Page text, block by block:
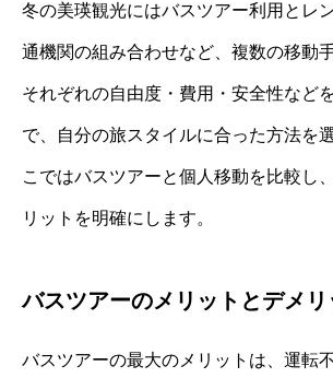
冬の美瑛観光にはバスツアー利用とレ
通機関の組み合わせなど、複数の移動
それぞれの自由度・費用・安全性など
で、自分の旅スタイルに合った方法を
こではバスツアーと個人移動を比較し
リットを明確にします。
バスツアーのメリットとデメリ
バスツアーの最大のメリットは、運転